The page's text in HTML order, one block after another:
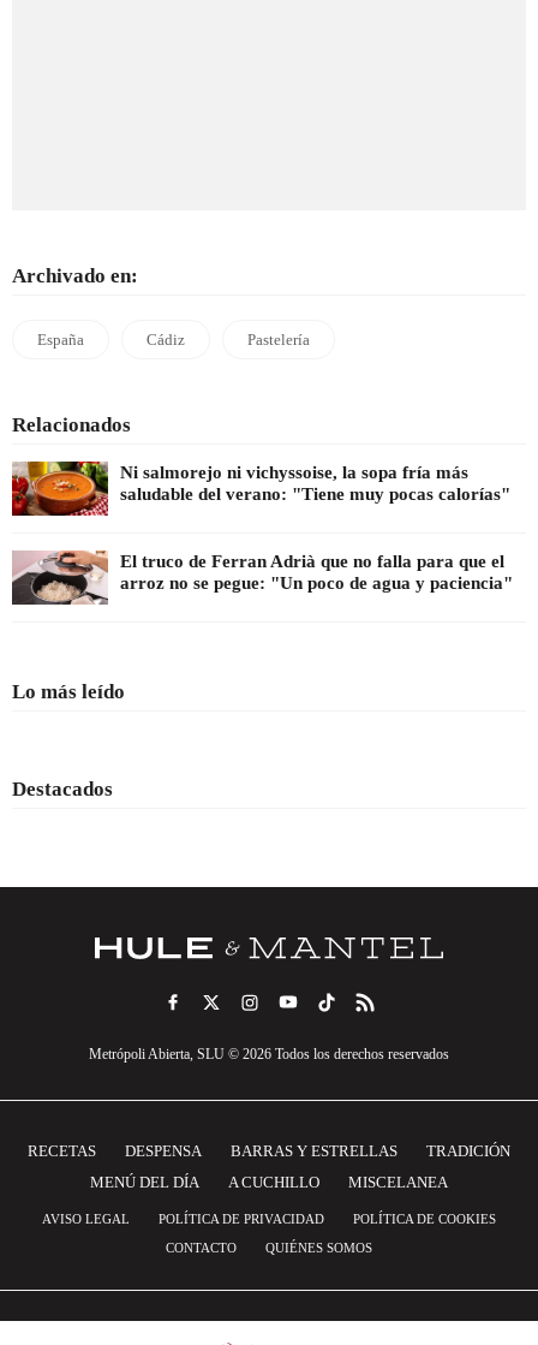
Archivado en:
España Cádiz Pastelería
Relacionados
Ni salmorejo ni vichyssoise, la sopa fría más
saludable del verano: "Tiene muy pocas calorías"
El truco de Ferran Adrià que no falla para que el
arroz no se pegue: "Un poco de agua y paciencia"
Lo más leído
Destacados
Metrópoli Abierta, SLU © 2026 Todos los derechos reservados
RECETAS DESPENSA BARRAS Y ESTRELLAS
TRADICIÓN
MENÚ DEL DÍA
A CUCHILLO MISCELANEA
AVISO LEGAL POLÍTICA DE PRIVACIDAD
POLÍTICA DE COOKIES
CONTACTO
QUIÉNES SOMOS